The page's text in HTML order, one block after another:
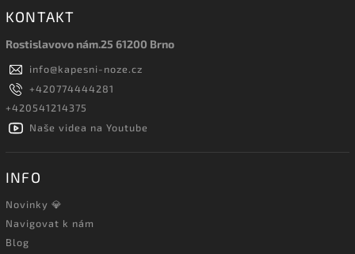
KONTAKT
Rostislavovo nám.25 61200 Brno
info@kapesni-noze.cz
+420774444281
+420541214375
Naše videa na Youtube
INFO
Novinky 💎
Navigovat k nám
Blog